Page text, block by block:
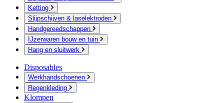
Ketting
Slijpschijven & laselektroden
Handgereedschappen
IJzerwaren bouw en tuin
Hang en sluitwerk
Disposables
Werkhandschoenen
Regenkleding
Klompen